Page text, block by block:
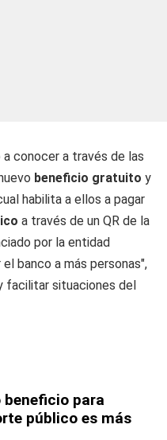
conocer a través de las
beneficio gratuito y
habilita a ellos a pagar
a través de un QR de la
por la entidad
banco a más personas",
facilitar situaciones del
beneficio para
público es más